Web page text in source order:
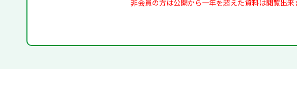
非会員の方は公開から一年を超えた資料は閲覧出来